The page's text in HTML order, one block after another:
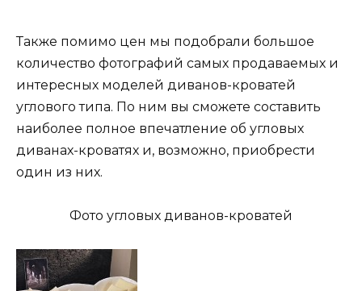
Также помимо цен мы подобрали большое
количество фотографий самых продаваемых и
интересных моделей диванов-кроватей
углового типа. По ним вы сможете составить
наиболее полное впечатление об угловых
диванах-кроватях и, возможно, приобрести
один из них.
Фото угловых диванов-кроватей